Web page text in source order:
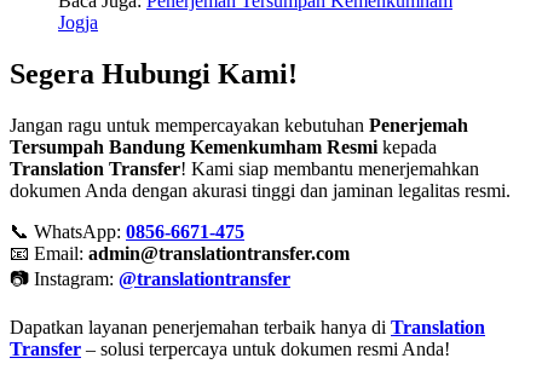
Jogja
Segera Hubungi Kami!
Jangan ragu untuk mempercayakan kebutuhan Penerjemah
Tersumpah Bandung Kemenkumham Resmi kepada
Translation Transfer! Kami siap membantu menerjemahkan
dokumen Anda dengan akurasi tinggi dan jaminan legalitas resmi.
📞 WhatsApp: 0856-6671-475
📧 Email: admin@translationtransfer.com
📷 Instagram: @translationtransfer
Dapatkan layanan penerjemahan terbaik hanya di Translation
Transfer – solusi terpercaya untuk dokumen resmi Anda!